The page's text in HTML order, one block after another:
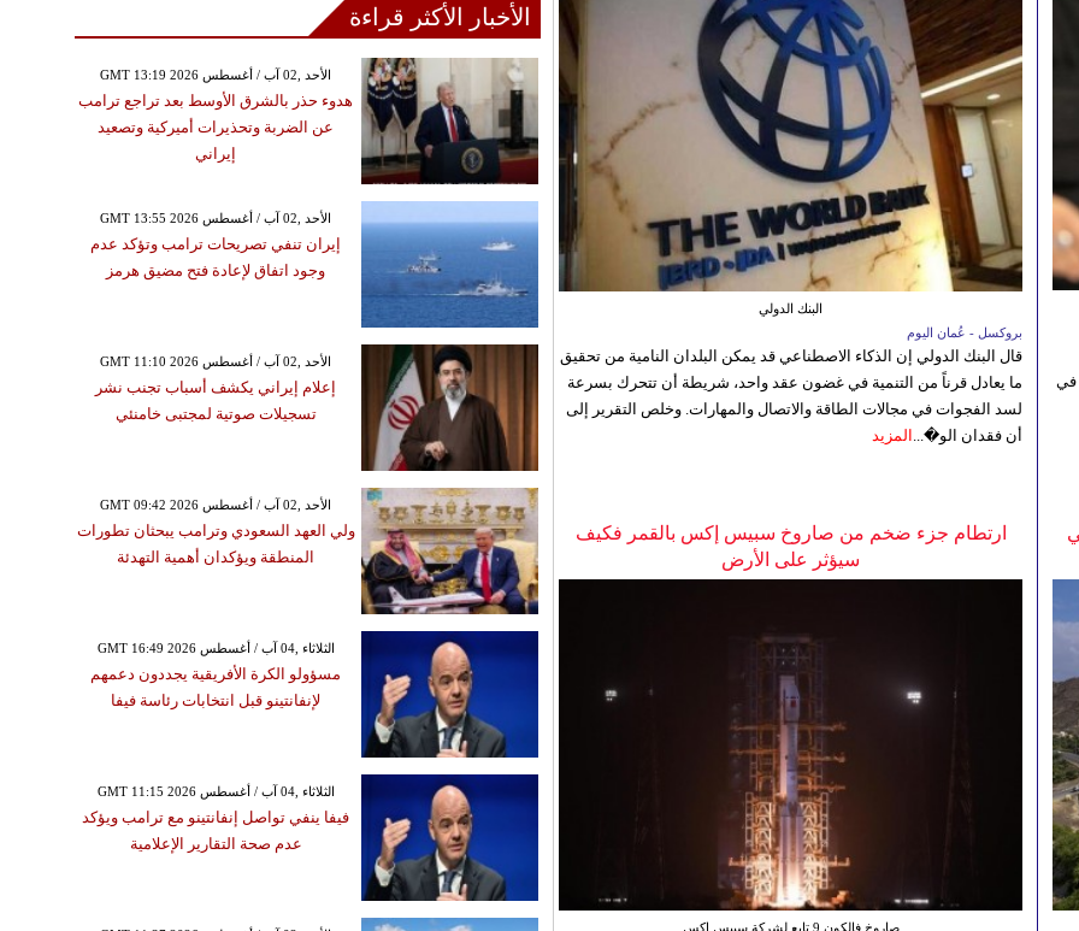
البنك الدولي
بروكسل - عُمان اليوم
قال البنك الدولي إن الذكاء الاصطناعي قد يمكن البلدان النامية من تحقيق
ما يعادل قرناً من التنمية في غضون عقد واحد، شريطة أن تتحرك بسرعة
لسد الفجوات في مجالات الطاقة والاتصال والمهارات. وخلص التقرير إلى
أن فقدان الو�... المزيد
في
ارتطام جزء ضخم من صاروخ سبيس إكس بالقمر فكيف
سيؤثر على الأرض
صاروخ فالكون 9 تابع لشركة سبيس إكس
الأخبار الأكثر قراءة
GMT 13:19 2026 الأحد ,02 آب / أغسطس
هدوء حذر بالشرق الأوسط بعد تراجع ترامب
عن الضربة وتحذيرات أميركية وتصعيد
إيراني
GMT 13:55 2026 الأحد ,02 آب / أغسطس
إيران تنفي تصريحات ترامب وتؤكد عدم
وجود اتفاق لإعادة فتح مضيق هرمز
GMT 11:10 2026 الأحد ,02 آب / أغسطس
إعلام إيراني يكشف أسباب تجنب نشر
تسجيلات صوتية لمجتبى خامنئي
GMT 09:42 2026 الأحد ,02 آب / أغسطس
ولي العهد السعودي وترامب يبحثان تطورات
المنطقة ويؤكدان أهمية التهدئة
GMT 16:49 2026 الثلاثاء ,04 آب / أغسطس
مسؤولو الكرة الأفريقية يجددون دعمهم
لإنفانتينو قبل انتخابات رئاسة فيفا
GMT 11:15 2026 الثلاثاء ,04 آب / أغسطس
فيفا ينفي تواصل إنفانتينو مع ترامب ويؤكد
عدم صحة التقارير الإعلامية